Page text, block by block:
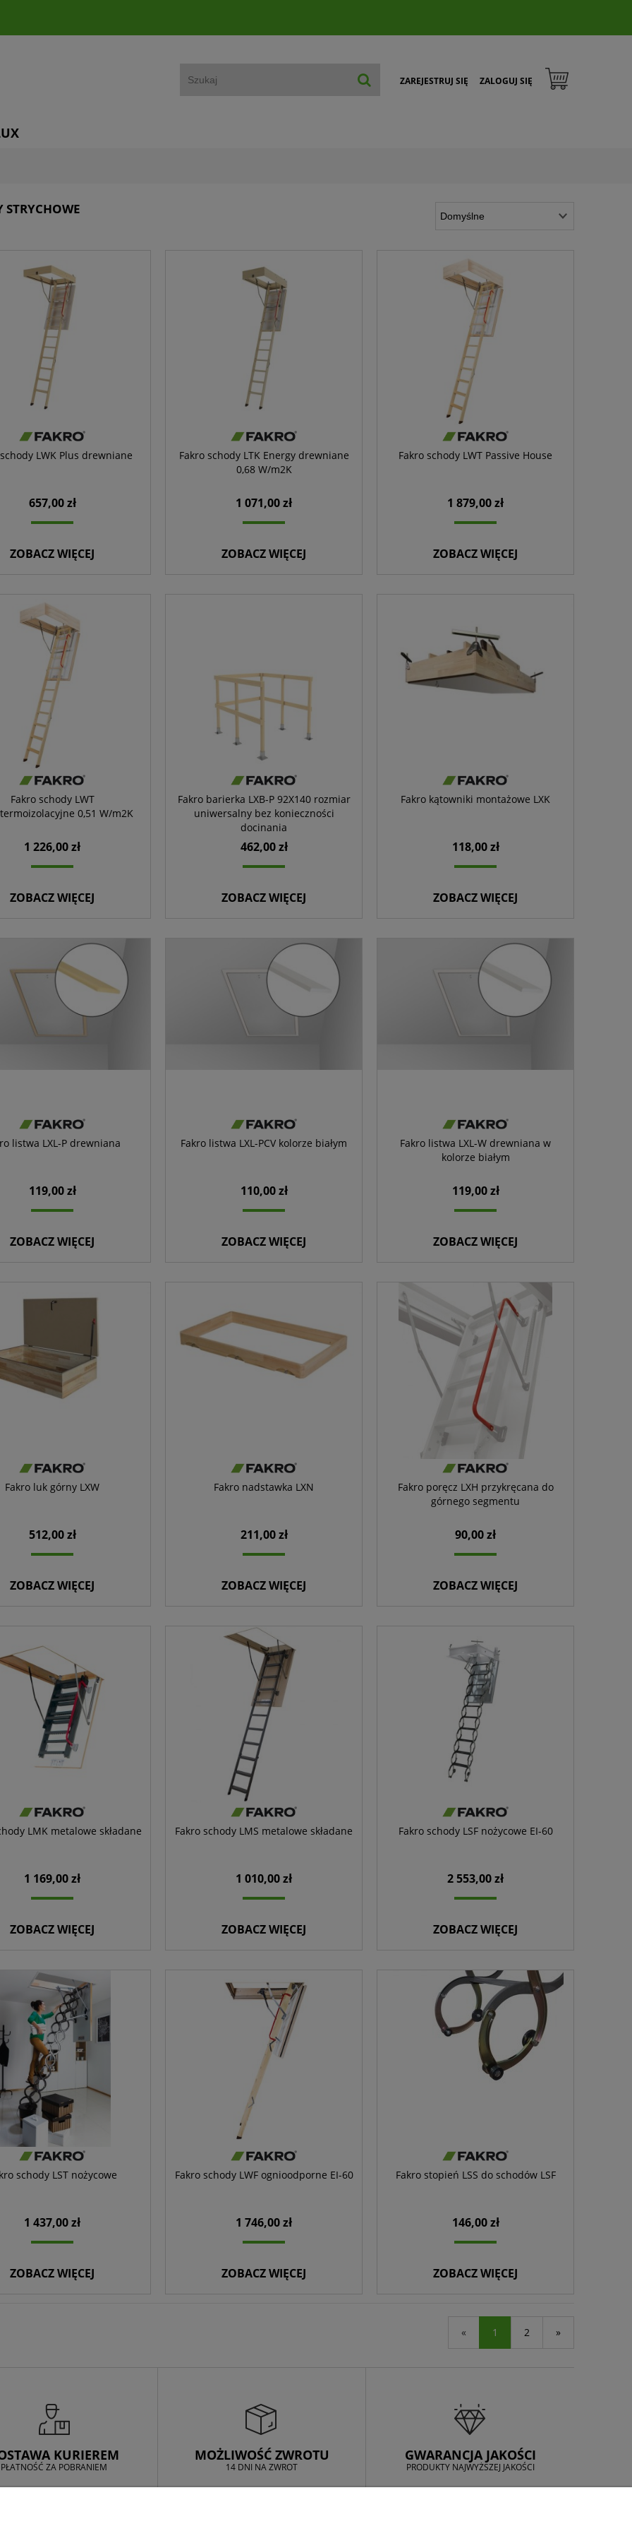
ZAREJESTRUJ SIĘ ZALOGUJ SIĘ
STRYCHOWE
LWK Plus drewniane
657,00 zł
ZOBACZ WIĘCEJ
Fakro schody LTK Energy drewniane
0,68 W/m2K
1 071,00 zł
ZOBACZ WIĘCEJ
Fakro schody LWT Passive House
1 879,00 zł
ZOBACZ WIĘCEJ
Fakro schody LWT
0,51 W/m2K
1 226,00 zł
ZOBACZ WIĘCEJ
Fakro barierka LXB-P 92X140 rozmiar
uniwersalny bez konieczności
docinania
462,00 zł
ZOBACZ WIĘCEJ
Fakro kątowniki montażowe LXK
118,00 zł
ZOBACZ WIĘCEJ
listwa LXL-P drewniana
119,00 zł
ZOBACZ WIĘCEJ
Fakro listwa LXL-PCV kolorze białym
110,00 zł
ZOBACZ WIĘCEJ
Fakro listwa LXL-W drewniana w
kolorze białym
119,00 zł
ZOBACZ WIĘCEJ
Fakro luk górny LXW
512,00 zł
ZOBACZ WIĘCEJ
Fakro nadstawka LXN
211,00 zł
ZOBACZ WIĘCEJ
Fakro poręcz LXH przykręcana do
górnego segmentu
90,00 zł
ZOBACZ WIĘCEJ
LMK metalowe składane
1 169,00 zł
ZOBACZ WIĘCEJ
Fakro schody LMS metalowe składane
1 010,00 zł
ZOBACZ WIĘCEJ
Fakro schody LSF nożycowe EI-60
2 553,00 zł
ZOBACZ WIĘCEJ
schody LST nożycowe
1 437,00 zł
ZOBACZ WIĘCEJ
Fakro schody LWF ognioodporne EI-60
1 746,00 zł
ZOBACZ WIĘCEJ
Fakro stopień LSS do schodów LSF
146,00 zł
ZOBACZ WIĘCEJ
« 1 2 »
KURIEREM
PŁATNOŚĆ ZA POBRANIEM
MOŻLIWOŚĆ ZWROTU
14 DNI NA ZWROT
GWARANCJA JAKOŚCI
PRODUKTY NAJWYŻSZEJ JAKOŚCI